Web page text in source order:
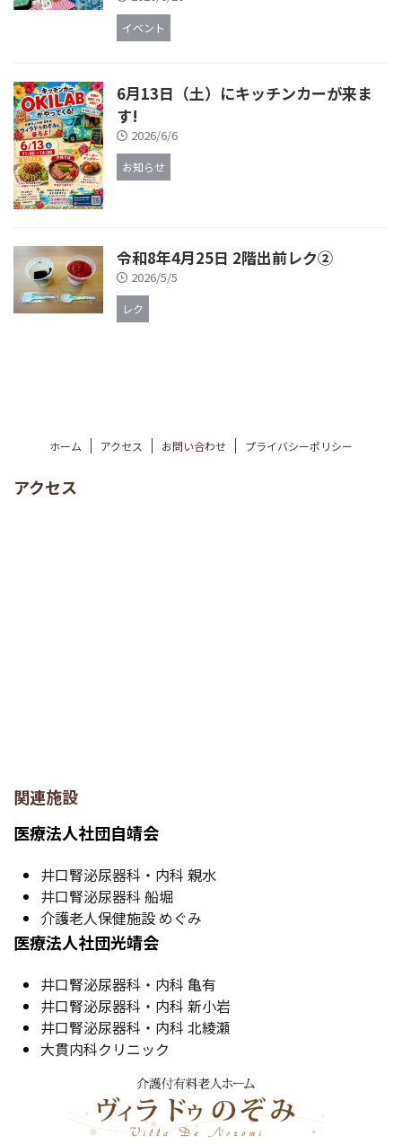
イベント
6月13日（土）にキッチンカーが来ま
す!
2026/6/6
お知らせ
令和8年4月25日 2階出前レク②
2026/5/5
レク
ホーム アクセス お問い合わせ プライバシーポリシー
アクセス
関連施設
医療法人社団自靖会
井口腎泌尿器科・内科 親水
井口腎泌尿器科 船堀
介護老人保健施設 めぐみ
医療法人社団光靖会
井口腎泌尿器科・内科 亀有
井口腎泌尿器科・内科 新小岩
井口腎泌尿器科・内科 北綾瀬
大貫内科クリニック